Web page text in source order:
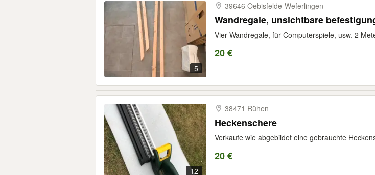
5
39646 Oebisfelde-​Weferlingen
Wandregale, unsichtbare
Vier Wandregale, für Computerspiele, usw. 2
20 €
12
38471 Rühen
Heckenschere
Verkaufe wie abgebildet eine gebrauchte
20 €